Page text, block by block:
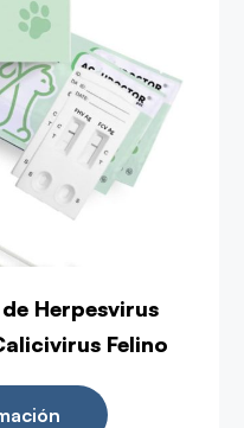
Herpesvirus
Felino